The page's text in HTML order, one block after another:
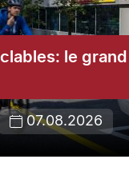
le
07.08.2026